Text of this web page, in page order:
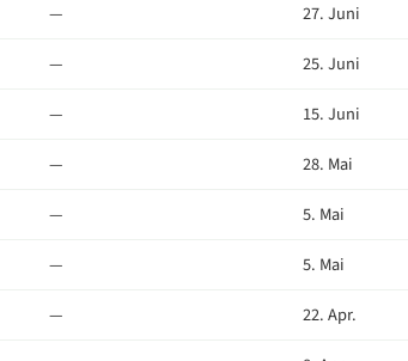
—
27. Juni
—
25. Juni
—
15. Juni
—
28. Mai
—
5. Mai
—
5. Mai
—
22. Apr.